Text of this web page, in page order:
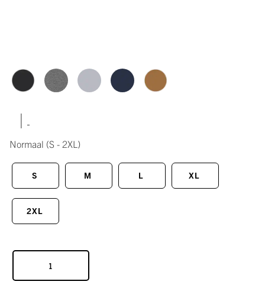
|
Normaal (S - 2XL)
S M L XL
2XL